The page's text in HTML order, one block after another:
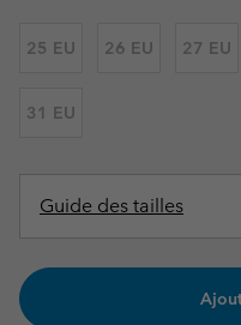
25 EU 26 EU 27 EU
31 EU
Guide des tailles